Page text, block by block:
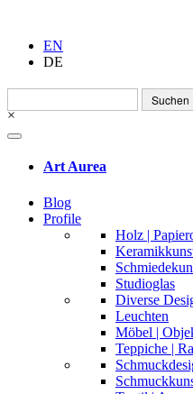
EN
DE
Suchen
nach:
×
Art Aurea
Blog
Profile
Holz |
Studioglas
Diverse
Leuchten
Möbel |
Teppiche |